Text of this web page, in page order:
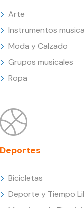
Arte
Instrumentos
Moda y Calzado
Grupos musicales
Ropa
Deportes
Bicicletas
Deporte y Tiempo